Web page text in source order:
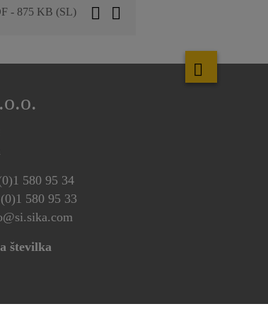
- 875 KB (SL)
580 95 34
580 95 33
številka